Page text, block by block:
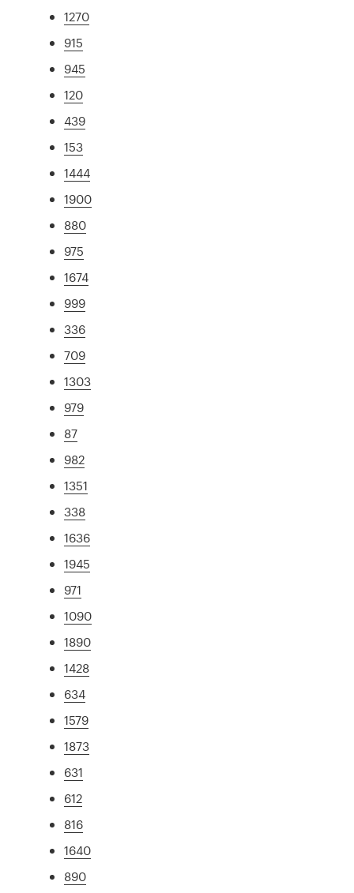
1270
915
945
120
439
153
1444
1900
880
975
1674
999
336
709
1303
979
87
982
1351
338
1636
1945
971
1090
1890
1428
634
1579
1873
631
612
816
1640
890